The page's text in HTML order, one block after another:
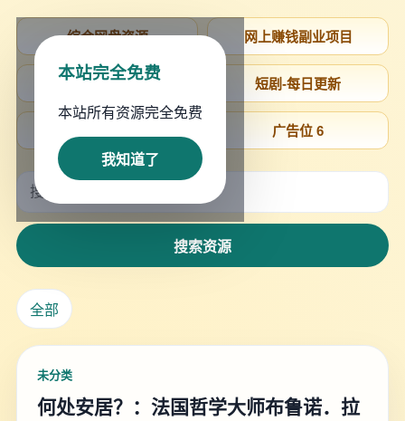
本站完全免费
本站所有资源完全免费
我知道了
综合网盘资源 网上赚钱副业项目
SM字母圈交友软 短剧-每日更新
广告位 6
搜索资源
全部
未分类
何处安居？：法国哲学大师布鲁诺．拉